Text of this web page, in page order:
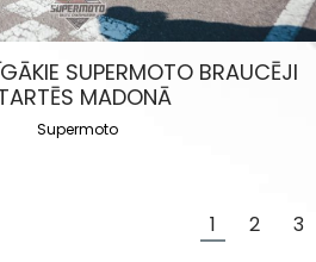
SUPERMOTO BRAUCĒJI
MADONĀ
Supermoto
1 2 3